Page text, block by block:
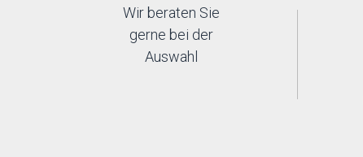
Wir beraten Sie
gerne bei der
Auswahl